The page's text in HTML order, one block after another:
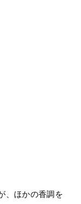
、ほかの香調を